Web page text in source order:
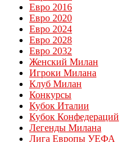
Евро 2016
Евро 2020
Евро 2024
Евро 2028
Евро 2032
Женский Милан
Игроки Милана
Клуб Милан
Конкурсы
Кубок Италии
Кубок Конфедераций
Легенды Милана
Лига Европы УЕФА